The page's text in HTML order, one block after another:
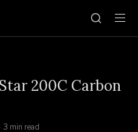
200C Carbon
3 min read